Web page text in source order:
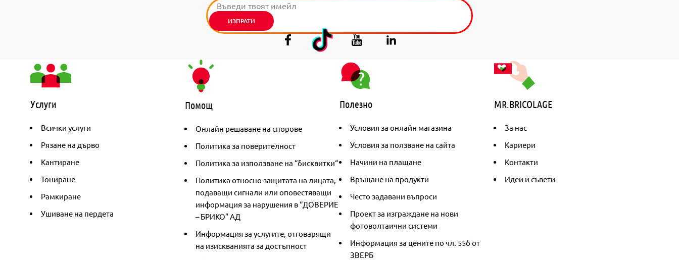
ИЗПРАТИ
Услуги
Всички услуги
Рязане на дърво
Кантиране
Тониране
Рамкиране
Ушиване на пердета
Помощ
Онлайн решаване на спорове
Политика за поверителност
Политика за използване на “бисквитки“
Политика относно защитата на лицата,
подаващи сигнали или оповестяващи
информация за нарушения в “ДОВЕРИЕ
– БРИКО” АД
Информация за услугите, отговарящи
на изискванията за достъпност
Полезно
Условия за онлайн магазина
Условия за ползване на сайта
Начини на плащане
Връщане на продукти
Често задавани въпроси
Проект за изграждане на нови
фотоволтаични системи
Информация за цените по чл. 55б от
ЗВЕРБ
MR.BRICOLAGE
За нас
Кариери
Контакти
Идеи и съвети